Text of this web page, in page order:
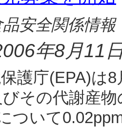
品安全関係情報
年8月11
護庁(EPA)は8
その代謝産
ついて